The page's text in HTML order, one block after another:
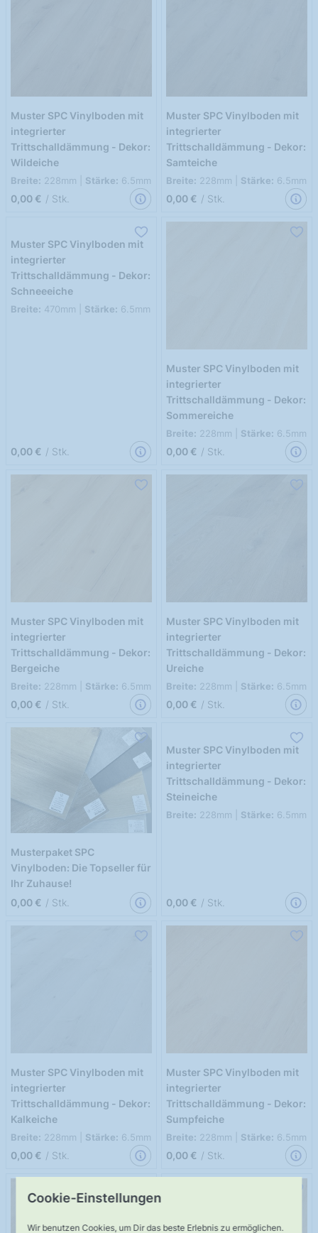
Cookie-Einstellungen
Wir benutzen Cookies, um Dir das beste Erlebnis zu ermöglichen.
Muster SPC Vinylboden mit
integrierter
Trittschalldämmung - Dekor:
Wildeiche
Breite: 228mm | Stärke: 6.5mm
0,00 € / Stk.
Muster SPC Vinylboden mit
integrierter
Trittschalldämmung - Dekor:
Samteiche
Breite: 228mm | Stärke: 6.5mm
0,00 € / Stk.
Muster SPC Vinylboden mit
integrierter
Trittschalldämmung - Dekor:
Schneeeiche
Breite: 470mm | Stärke: 6.5mm
0,00 € / Stk.
Muster SPC Vinylboden mit
integrierter
Trittschalldämmung - Dekor:
Sommereiche
Breite: 228mm | Stärke: 6.5mm
0,00 € / Stk.
Muster SPC Vinylboden mit
integrierter
Trittschalldämmung - Dekor:
Bergeiche
Breite: 228mm | Stärke: 6.5mm
0,00 € / Stk.
Muster SPC Vinylboden mit
integrierter
Trittschalldämmung - Dekor:
Ureiche
Breite: 228mm | Stärke: 6.5mm
0,00 € / Stk.
Musterpaket SPC
Vinylboden: Die Topseller für
Ihr Zuhause!
0,00 € / Stk.
Muster SPC Vinylboden mit
integrierter
Trittschalldämmung - Dekor:
Steineiche
Breite: 228mm | Stärke: 6.5mm
0,00 € / Stk.
Muster SPC Vinylboden mit
integrierter
Trittschalldämmung - Dekor:
Kalkeiche
Breite: 228mm | Stärke: 6.5mm
0,00 € / Stk.
Muster SPC Vinylboden mit
integrierter
Trittschalldämmung - Dekor:
Sumpfeiche
Breite: 228mm | Stärke: 6.5mm
0,00 € / Stk.